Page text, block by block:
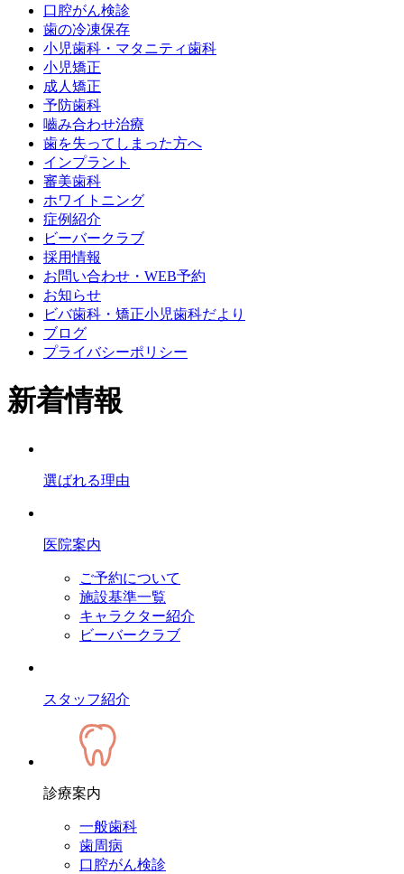
口腔がん検診
歯の冷凍保存
小児歯科・マタニティ歯科
小児矯正
成人矯正
予防歯科
嚙み合わせ治療
歯を失ってしまった方へ
インプラント
審美歯科
ホワイトニング
症例紹介
ビーバークラブ
採用情報
お問い合わせ・WEB予約
お知らせ
ビバ歯科・矯正小児歯科だより
ブログ
プライバシーポリシー
新着情報
選ばれる理由
医院案内
ご予約について
施設基準一覧
キャラクター紹介
ビーバークラブ
スタッフ紹介
診療案内
一般歯科
歯周病
口腔がん検診